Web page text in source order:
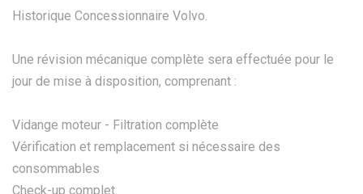
Historique Concessionnaire Volvo.
Une révision mécanique complète sera effectuée pour le
jour de mise à disposition, comprenant :
Vidange moteur - Filtration complète
Vérification et remplacement si nécessaire des
consommables
Check-up complet.